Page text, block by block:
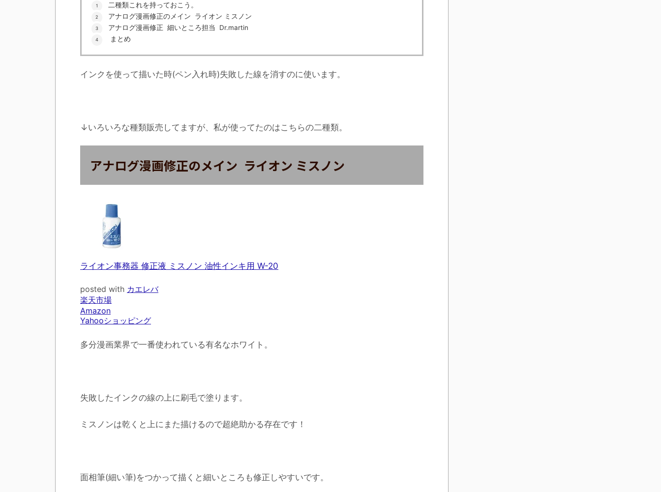
二種類これを持っておこう。
アナログ漫画修正のメイン ライオン ミスノン
アナログ漫画修正 細いところ担当 Dr.martin
まとめ
インクを使って描いた時(ペン入れ時)失敗した線を消すのに使います。
↓いろいろな種類販売してますが、私が使ってたのはこちらの二種類。
アナログ漫画修正のメイン ライオン ミスノン
ライオン事務器 修正液 ミスノン 油性インキ用 W-20
posted with カエレバ
楽天市場
Amazon
Yahooショッピング
多分漫画業界で一番使われている有名なホワイト。
失敗したインクの線の上に刷毛で塗ります。
ミスノンは乾くと上にまた描けるので超絶助かる存在です！
面相筆(細い筆)をつかって描くと細いところも修正しやすいです。